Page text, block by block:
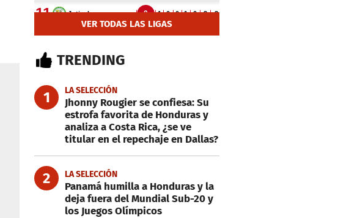
VER TODAS LAS LIGAS
TRENDING
1 LA SELECCIÓN
Jhonny Rougier se confiesa: Su
estrofa favorita de Honduras y
analiza a Costa Rica, ¿se ve
titular en el repechaje en Dallas?
2 LA SELECCIÓN
Panamá humilla a Honduras y la
deja fuera del Mundial Sub-20 y
los Juegos Olímpicos